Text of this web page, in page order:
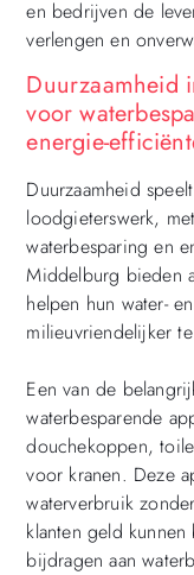
en bedrijven de
verlengen en
Duurzaamheid
voor
energie-
Duurzaamheid
loodgieterswerk,
waterbesparing en
Middelburg bieden
helpen hun water-
milieuvriendelijker
Een van de
waterbesparende
douchekoppen,
voor kranen. Deze
waterverbruik
klanten geld
bijdragen aan